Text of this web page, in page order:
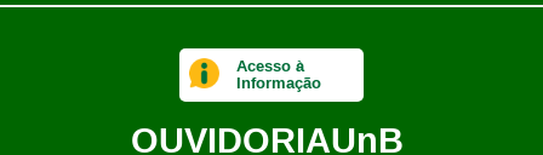
Acesso à
Informação
OUVIDORIAUnB